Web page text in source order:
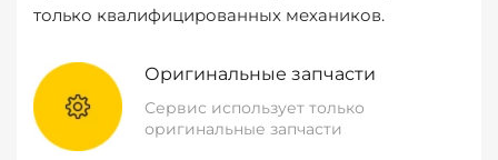
только квалифицированных механиков.
Оригинальные запчасти
Сервис использует только
оригинальные запчасти